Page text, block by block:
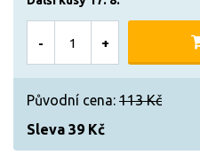
- +
Původní cena: 113 Kč
Sleva 39 Kč